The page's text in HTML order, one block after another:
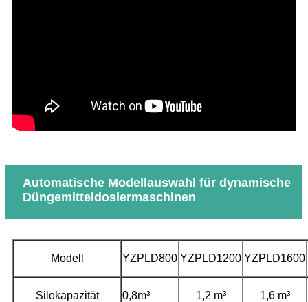
Automatische Modellauswahl für dynamische
Düngemitteldosiermaschinen
Modell YZPLD800 YZPLD1200 YZPLD1600
Silokapazität 0,8m³ 1,2 m³ 1,6 m³